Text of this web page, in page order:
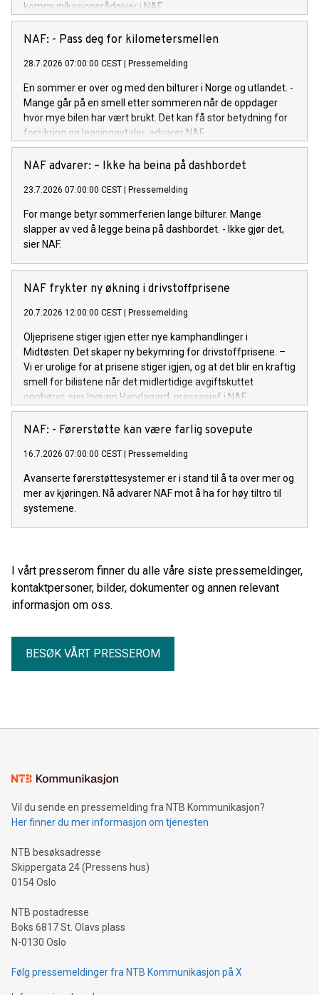
kommunikasjonsrådgiver i NAF.
NAF: - Pass deg for kilometersmellen
28.7.2026 07:00:00 CEST Pressemelding
En sommer er over og med den bilturer i Norge og utlandet. -
Mange går på en smell etter sommeren når de oppdager
hvor mye bilen har vært brukt. Det kan få stor betydning for
forsikring og leasingavtaler, advarer NAF.
NAF advarer: – Ikke ha beina på dashbordet
23.7.2026 07:00:00 CEST Pressemelding
For mange betyr sommerferien lange bilturer. Mange
slapper av ved å legge beina på dashbordet. - Ikke gjør det,
sier NAF.
NAF frykter ny økning i drivstoffprisene
20.7.2026 12:00:00 CEST Pressemelding
Oljeprisene stiger igjen etter nye kamphandlinger i
Midtøsten. Det skaper ny bekymring for drivstoffprisene. –
Vi er urolige for at prisene stiger igjen, og at det blir en kraftig
smell for bilistene når det midlertidige avgiftskuttet
opphører, sier Ingunn Handagard, pressesjef i NAF.
NAF: - Førerstøtte kan være farlig sovepute
16.7.2026 07:00:00 CEST Pressemelding
Avanserte førerstøttesystemer er i stand til å ta over mer og
mer av kjøringen. Nå advarer NAF mot å ha for høy tiltro til
systemene.
I vårt presserom finner du alle våre siste pressemeldinger,
kontaktpersoner, bilder, dokumenter og annen relevant
informasjon om oss.
BESØK VÅRT PRESSEROM
Vil du sende en pressemelding fra NTB Kommunikasjon?
Her finner du mer informasjon om tjenesten
NTB besøksadresse
Skippergata 24 (Pressens hus)
0154 Oslo
NTB postadresse
Boks 6817 St. Olavs plass
N-0130 Oslo
Følg pressemeldinger fra NTB Kommunikasjon på X